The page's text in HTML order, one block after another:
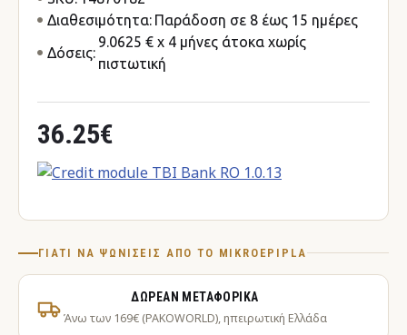
36.25€
Διαθεσιμότητα: Παράδοση σε 8 έως 15 ημέρες
Δόσεις:
9.0625 € x 4 μήνες άτοκα χωρίς
πιστωτική
ΓΙΑΤΊ ΝΑ ΨΩΝΊΣΕΙΣ ΑΠΌ ΤΟ MIKROEPIPLA
ΔΩΡΕΆΝ ΜΕΤΑΦΟΡΙΚΆ
Άνω των 169€ (PAKOWORLD), ηπειρωτική Ελλάδα